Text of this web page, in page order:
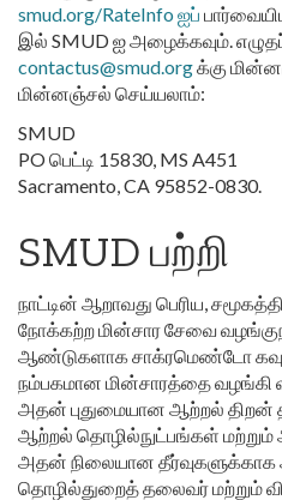
smud.org/RateInfo ஐப்
இல் SMUD ஐ அழைக்கவும்.
contactus@smud.orgக்கு
மின்னஞ்சல் செய்யலாம்:
SMUD
PO பெட்டி 15830, MS A451
Sacramento, CA 95852-0830.
SMUD பற்றி
நாட்டின் ஆறாவது பெரிய,
நோக்கற்ற மின்சார சேவை
ஆண்டுகளாக சாக்ரமெண்டோ
நம்பகமான மின்சாரத்தை வழங்கி
அதன் புதுமையான ஆற்றல் திறன்
ஆற்றல் தொழில்நுட்பங்கள்
அதன் நிலையான தீர்வுகளுக்காக
தொழில்துறைத் தலைவர் மற்றும்